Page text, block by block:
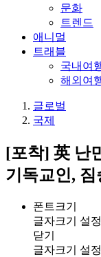
문화
트렌드
애니멀
트래블
국내여
해외여
글로벌
국제
[포착] 英 난
기독교인,
폰트크기
글자크기 설정
닫기
글자크기 설